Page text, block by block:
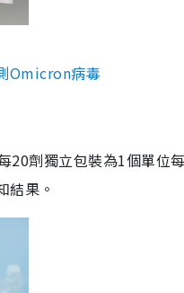
Omicron病毒
20劑獨立包裝為1個單位
結果。